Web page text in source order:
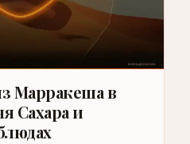
Марракеша в
Сахара и